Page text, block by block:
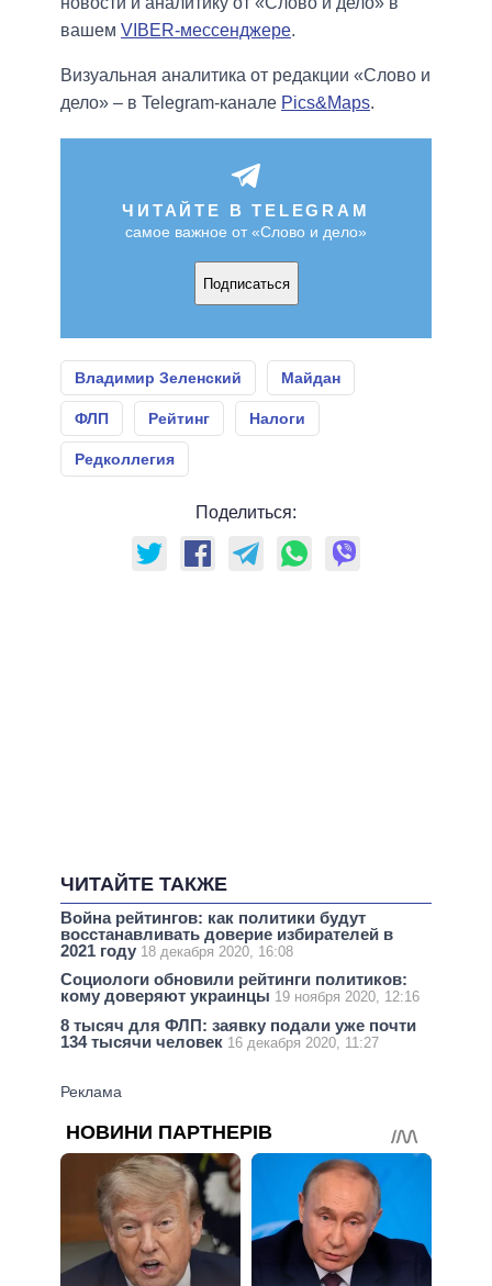
вашем VIBER-мессенджере.
Визуальная аналитика от редакции «Слово и
дело» – в Telegram-канале Pics&Maps.
ЧИТАЙТЕ В TELEGRAM
самое важное от «Слово и дело»
Подписаться
Владимир Зеленский Майдан
ФЛП Рейтинг Налоги
Редколлегия
Поделиться:
ЧИТАЙТЕ ТАКЖЕ
Война рейтингов: как политики будут
восстанавливать доверие избирателей в
2021 году 18 декабря 2020, 16:08
Социологи обновили рейтинги политиков:
кому доверяют украинцы 19 ноября 2020, 12:16
8 тысяч для ФЛП: заявку подали уже почти
134 тысячи человек 16 декабря 2020, 11:27